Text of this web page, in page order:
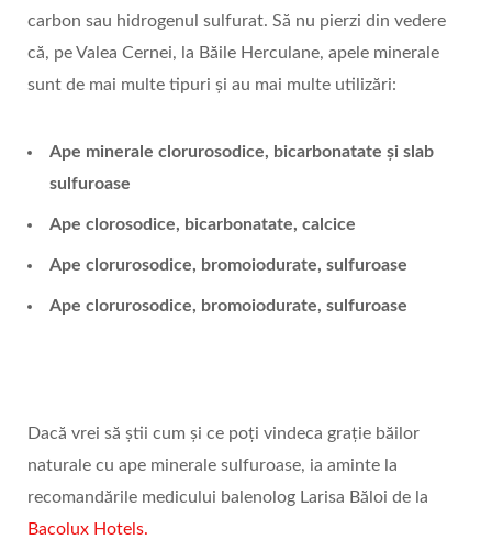
carbon sau hidrogenul sulfurat. Să nu pierzi din vedere
că, pe Valea Cernei, la Băile Herculane, apele minerale
sunt de mai multe tipuri și au mai multe utilizări:
Ape minerale clorurosodice, bicarbonatate și slab
sulfuroase
Ape clorosodice, bicarbonatate, calcice
Ape clorurosodice, bromoiodurate, sulfuroase
Ape clorurosodice, bromoiodurate, sulfuroase
Dacă vrei să știi cum și ce poți vindeca grație băilor
naturale cu ape minerale sulfuroase, ia aminte la
recomandările medicului balenolog Larisa Băloi de la
Bacolux Hotels.